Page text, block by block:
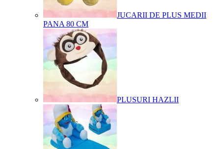
JUCARII DE PLUS MEDII
PANA 80 CM
PLUSURI HAZLII